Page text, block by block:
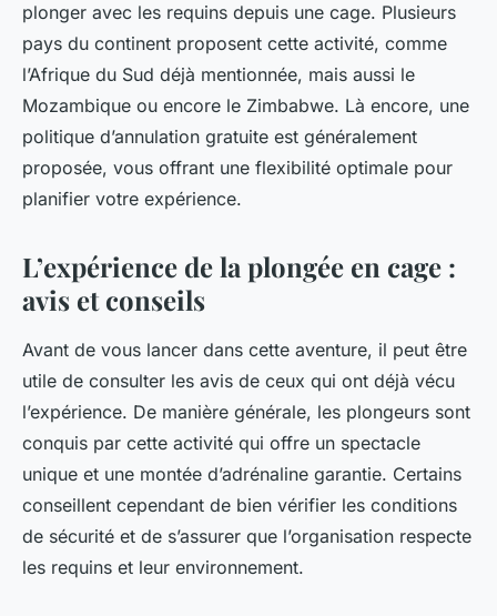
plonger avec les requins depuis une cage. Plusieurs
pays du continent proposent cette activité, comme
l’Afrique du Sud déjà mentionnée, mais aussi le
Mozambique ou encore le Zimbabwe. Là encore, une
politique d’annulation gratuite est généralement
proposée, vous offrant une flexibilité optimale pour
planifier votre expérience.
L’expérience de la plongée en cage :
avis et conseils
Avant de vous lancer dans cette aventure, il peut être
utile de consulter les avis de ceux qui ont déjà vécu
l’expérience. De manière générale, les plongeurs sont
conquis par cette activité qui offre un spectacle
unique et une montée d’adrénaline garantie. Certains
conseillent cependant de bien vérifier les conditions
de sécurité et de s’assurer que l’organisation respecte
les requins et leur environnement.